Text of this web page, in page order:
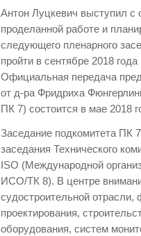
Антон Луцкевич выступил
проделанной работе и
следующего пленарного
пройти в сентябре 2018
Официальная передача
от д-ра Фридриха
ПК 7) состоится в мае 2018
Заседание подкомитета ПК
заседания Технического
ISO (Международной
ИСО/ТК 8). В центре
судостроительной
проектирования,
оборудования, систем